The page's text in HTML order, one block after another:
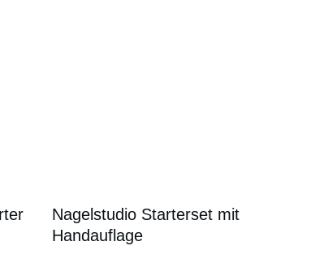
Nagelstudio Starterset mit
Handauflage